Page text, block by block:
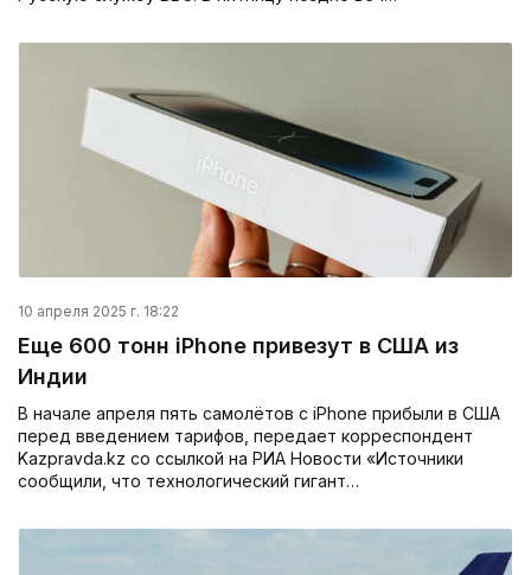
10 апреля 2025 г. 18:22
Еще 600 тонн iPhone привезут в США из
Индии
В начале апреля пять самолётов с iPhone прибыли в США
перед введением тарифов, передает корреспондент
Kazpravda.kz со ссылкой на РИА Новости «Источники
сообщили, что технологический гигант…